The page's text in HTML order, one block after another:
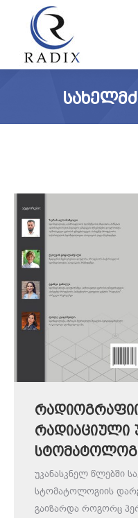
რადიაციული
უკანასკნელ წლებში
სტომატოლოგიის
გაიზარდა როგორც